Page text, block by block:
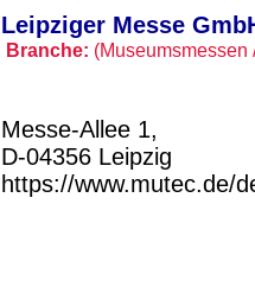
Leipziger Messe
Branche: (Museumsmessen
Messe-Allee 1,
D-04356 Leipzig
https://www.mutec.de/